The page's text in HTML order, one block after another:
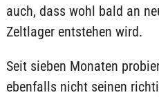
auch, dass wohl bald an
Zeltlager entstehen wird.
Seit sieben Monaten
ebenfalls nicht seinen